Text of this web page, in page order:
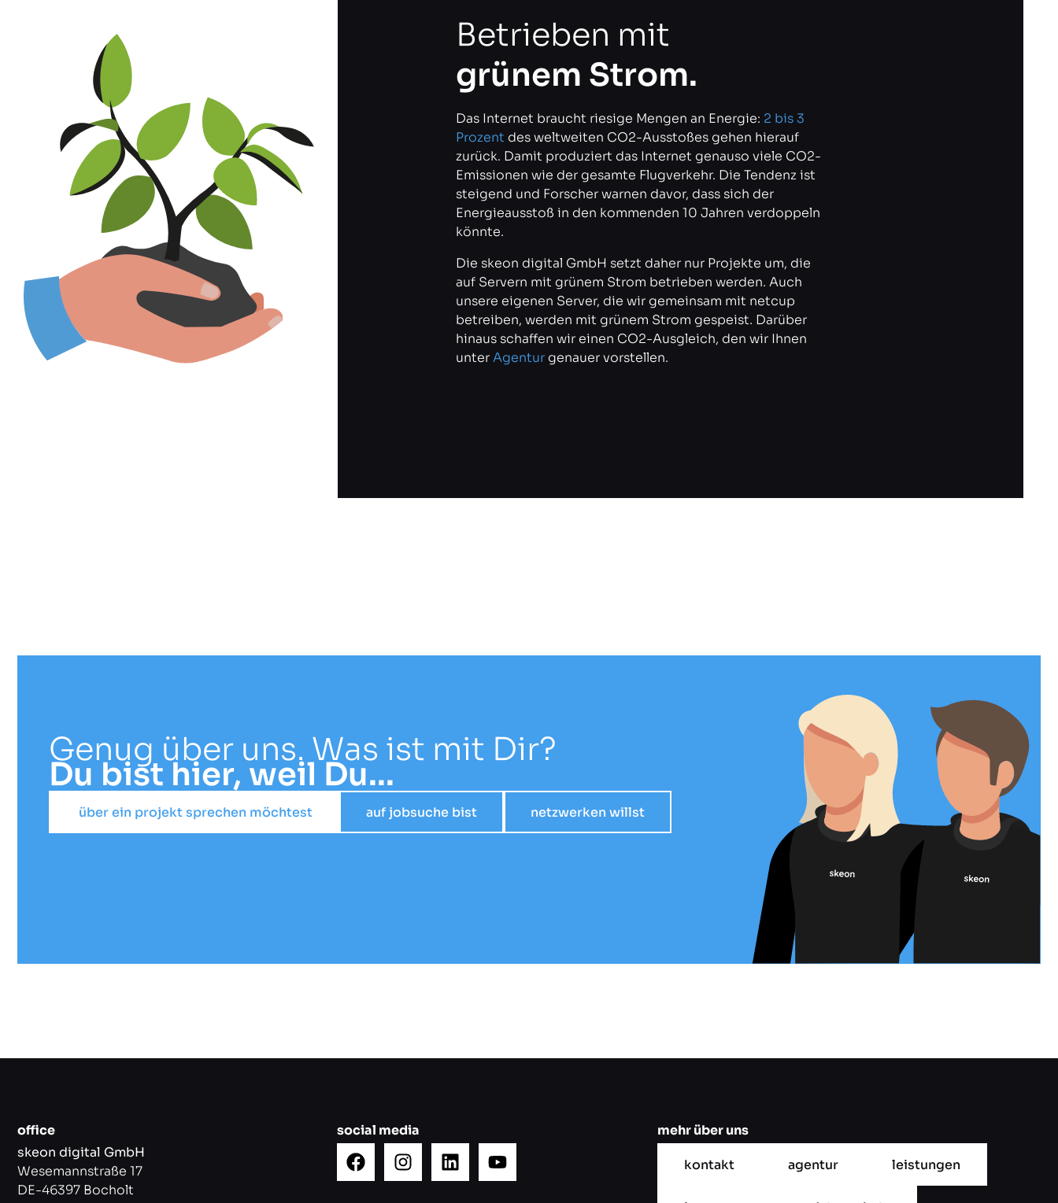
Betrieben mit
grünem Strom.
Das Internet braucht riesige Mengen an Energie: 2 bis 3
Prozent des weltweiten CO2-Ausstoßes gehen hierauf
zurück. Damit produziert das Internet genauso viele CO2-
Emissionen wie der gesamte Flugverkehr. Die Tendenz ist
steigend und Forscher warnen davor, dass sich der
Energieausstoß in den kommenden 10 Jahren verdoppeln
könnte.
Die skeon digital GmbH setzt daher nur Projekte um, die
auf Servern mit grünem Strom betrieben werden. Auch
unsere eigenen Server, die wir gemeinsam mit netcup
betreiben, werden mit grünem Strom gespeist. Darüber
hinaus schaffen wir einen CO2-Ausgleich, den wir Ihnen
unterAgentur genauer vorstellen.
Genug über uns. Was ist mit Dir?
Du bist hier, weil Du...
über ein projekt sprechen möchtest auf jobsuche bist netzwerken willst
office
skeon digital GmbH
Wesemannstraße 17
DE-46397 Bocholt
social media mehr über uns
kontakt agentur leistungen